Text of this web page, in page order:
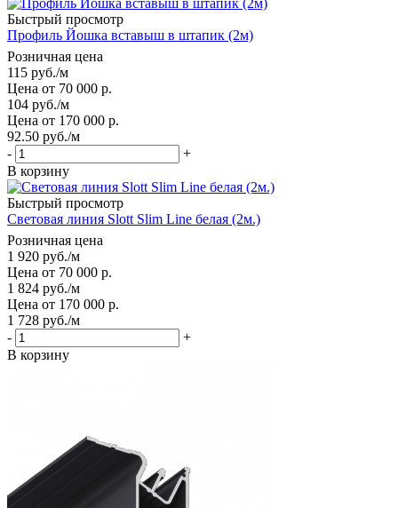
Быстрый просмотр
Профиль Йошка вставыш в штапик (2м)
Розничная цена
115 руб./м
Цена от 70 000 р.
104 руб./м
Цена от 170 000 р.
92.50 руб./м
-
+
В корзину
Быстрый просмотр
Световая линия Slott Slim Line белая (2м.)
Розничная цена
1 920 руб./м
Цена от 70 000 р.
1 824 руб./м
Цена от 170 000 р.
1 728 руб./м
-
+
В корзину